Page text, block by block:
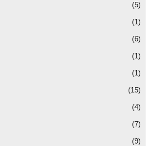
(5)
(1)
(6)
(1)
(1)
(15)
(4)
(7)
(9)